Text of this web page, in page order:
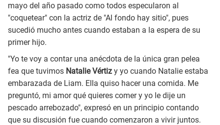
mayo del año pasado como todos especularon al
"coquetear" con la actriz de "Al fondo hay sitio", pues
sucedió mucho antes cuando estaban a la espera de su
primer hijo.
"Yo te voy a contar una anécdota de la única gran pelea
fea que tuvimos Natalie Vértiz y yo cuando Natalie estaba
embarazada de Liam. Ella quiso hacer una comida. Me
preguntó, mi amor qué quieres comer y yo le dije un
pescado arrebozado", expresó en un principio contando
que su discusión fue cuando comenzaron a vivir juntos.